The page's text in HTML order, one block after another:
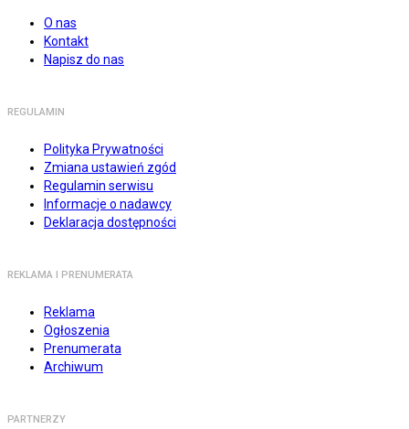
O nas
Kontakt
Napisz do nas
REGULAMIN
Polityka Prywatności
Zmiana ustawień zgód
Regulamin serwisu
Informacje o nadawcy
Deklaracja dostępności
REKLAMA I PRENUMERATA
Reklama
Ogłoszenia
Prenumerata
Archiwum
PARTNERZY